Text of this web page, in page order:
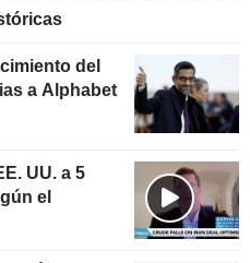
del
a Alphabet
UU. a 5
el